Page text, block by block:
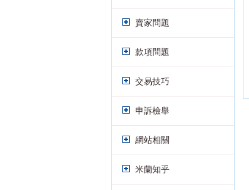
賣家問題
款項問題
交易技巧
申訴檢舉
網站相關
米蘭知乎